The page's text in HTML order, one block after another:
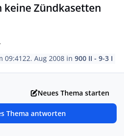
keine Zündkasetten
09:4122. Aug 2008 in900 II - 9-3 I
Neues Thema starten
Thema antworten